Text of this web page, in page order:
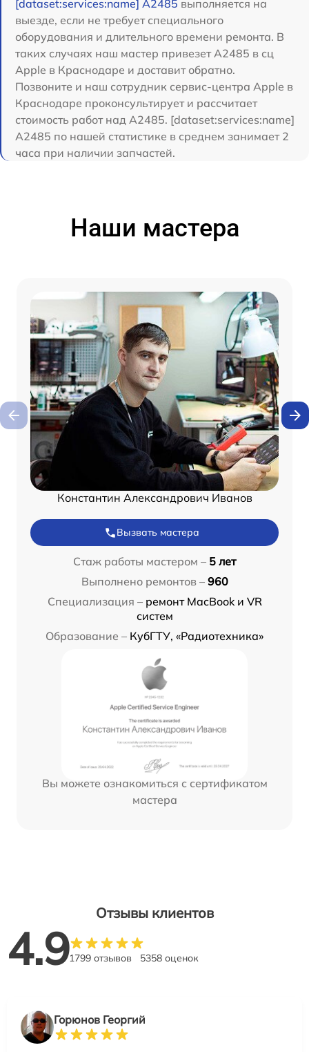
[dataset:services:name] A2485 выполняется на
выезде, если не требует специального
оборудования и длительного времени ремонта. В
таких случаях наш мастер привезет A2485 в сц
Apple в Краснодаре и доставит обратно.
Позвоните и наш сотрудник сервис-центра Apple в
Краснодаре проконсультирует и рассчитает
стоимость работ над A2485. [dataset:services:name]
A2485 по нашей статистике в среднем занимает 2
часа при наличии запчастей.
Наши мастера
Константин Александрович Иванов
Вызвать мастера
Стаж работы мастером – 5 лет
Выполнено ремонтов – 960
Специализация – ремонт MacBook и VR
систем
Образование – КубГТУ, «Радиотехника»
Вы можете ознакомиться с сертификатом
мастера
Отзывы клиентов
4.91799 отзывов 5358 оценок
Горюнов Георгий